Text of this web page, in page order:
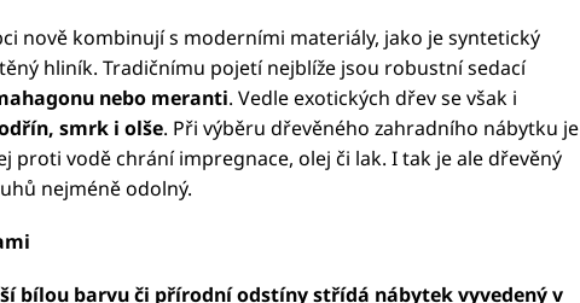
nově kombinují s moderními materiály, jako je syntetický
hliník. Tradičnímu pojetí nejblíže jsou robustní sedací
nebo meranti. Vedle exotických dřev se však i
smrk i olše. Při výběru dřevěného zahradního nábytku je
proti vodě chrání impregnace, olej či lak. I tak je ale dřevěný
nejméně odolný.
bílou barvu či přírodní odstíny střídá nábytek vyvedený v